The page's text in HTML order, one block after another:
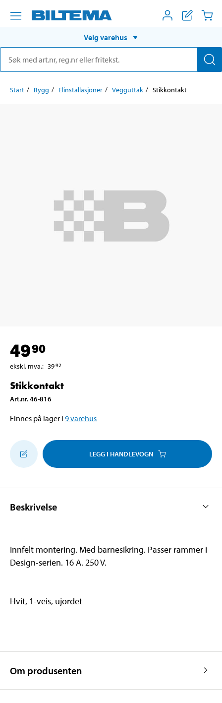
Velg varehus
Start Bygg Elinstallasjoner Vegguttak Stikkontakt
4990
ekskl. mva.: 3992
Stikkontakt
Art.nr.46-816
Finnes på lager i 9varehus
LEGG I HANDLEVOGN
Beskrivelse
Innfelt montering. Med barnesikring. Passer rammer i
Design-serien. 16 A. 250 V.
Hvit, 1-veis, ujordet
Om produsenten